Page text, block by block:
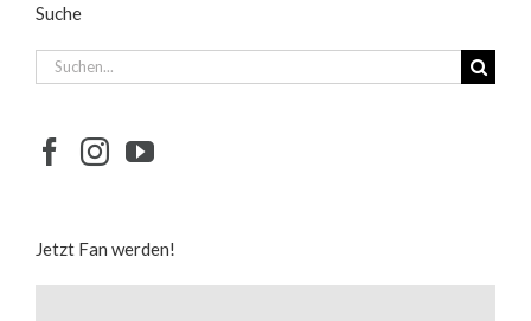
Suche
Suche
nach:
Jetzt Fan werden!